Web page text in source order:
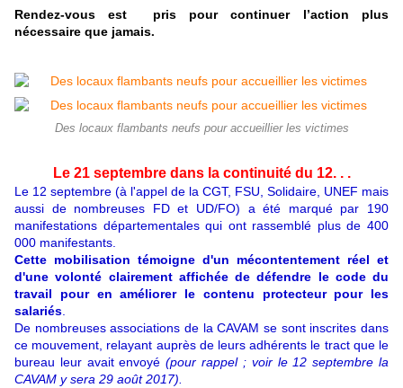
Rendez-vous est pris pour continuer l’action plus
nécessaire que jamais.
Des locaux flambants neufs pour accueillier les victimes
Le 21 septembre dans la continuité du 12. . .
Le 12 septembre (à l'appel de la CGT, FSU, Solidaire, UNEF mais
aussi de nombreuses FD et UD/FO) a été marqué par 190
manifestations départementales qui ont rassemblé plus de 400
000 manifestants.
Cette mobilisation témoigne d'un mécontentement réel et
d'une volonté clairement affichée de défendre le code du
travail pour en améliorer le contenu protecteur pour les
salariés.
De nombreuses associations de la CAVAM se sont inscrites dans
ce mouvement, relayant auprès de leurs adhérents le tract que le
bureau leur avait envoyé(pour rappel ; voir le 12 septembre la
CAVAM y sera 29 août 2017).